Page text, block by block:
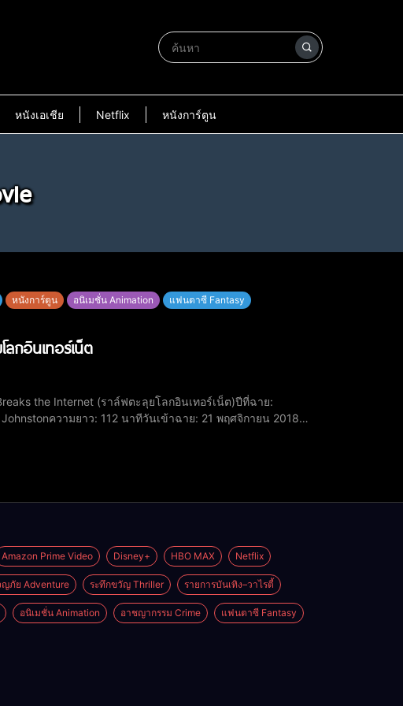
หนังเอเชีย Netflix หนังการ์ตูน
หนังการ์ตูน อนิเมชั่น Animation
แฟนตาซี Fantasy
กอินเทอร์เน็ต
ความยาว: 112 นาทีวันเข้าฉาย: 21 พฤศจิกายน 2018
Amazon Prime Video Disney+ HBO MAX Netflix
ญภัย Adventure ระทึกขวัญ Thriller รายการบันเทิง–วาไรตี้
อนิเมชั่น Animation อาชญากรรม Crime แฟนตาซี Fantasy